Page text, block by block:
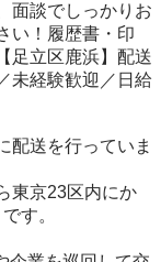
面談でしっかりお
い！履歴書・印
足立区鹿浜】配送
未経験歓迎／日給
配送を行っていま
東京23区内にか
す。